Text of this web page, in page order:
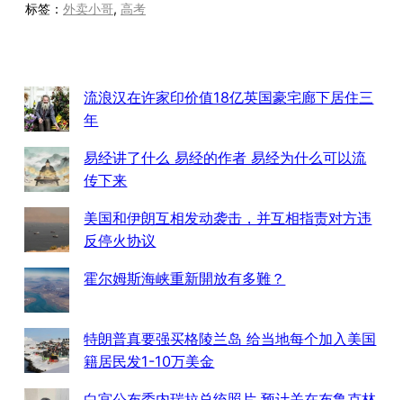
标签： 外卖小哥, 高考
流浪汉在许家印价值18亿英国豪宅廊下居住三
年
易经讲了什么 易经的作者 易经为什么可以流
传下来
美国和伊朗互相发动袭击，并互相指责对方违
反停火协议
霍尔姆斯海峡重新開放有多難？
特朗普真要强买格陵兰岛 给当地每个加入美国
籍居民发1-10万美金